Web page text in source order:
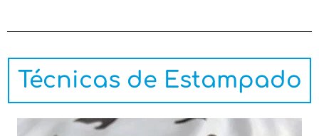
Técnicas de Estampado